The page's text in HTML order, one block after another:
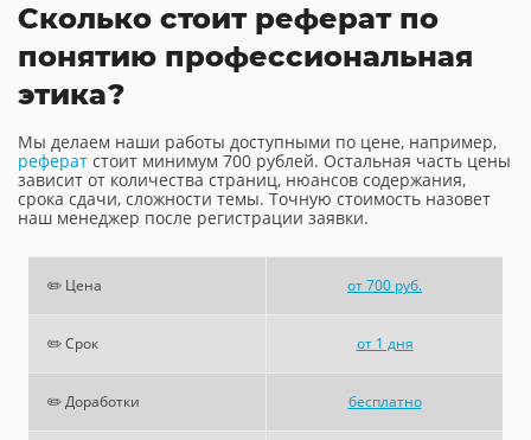
Сколько стоит реферат по
понятию профессиональная
этика?
Мы делаем наши работы доступными по цене, например,
реферат стоит минимум 700 рублей. Остальная часть цены
зависит от количества страниц, нюансов содержания,
срока сдачи, сложности темы. Точную стоимость назовет
наш менеджер после регистрации заявки.
✏️ Цена от 700 руб.
✏️ Срок от 1 дня
✏️ Доработки бесплатно